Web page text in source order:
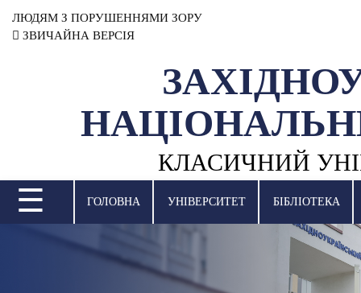
ЛЮДЯМ З ПОРУШЕННЯМИ ЗОРУ
ЗВИЧАЙНА ВЕРСІЯ
КЛАСИЧНИЙ
НАУКОВА ДІЯЛЬНІСТЬ
МІЖНАРОДНА ДІЯЛЬНІСТЬ
ВСТУПНА КАМПАНІЯ
☰ ГОЛОВНА УНІВЕРСИТЕТ БІБЛІОТЕКА